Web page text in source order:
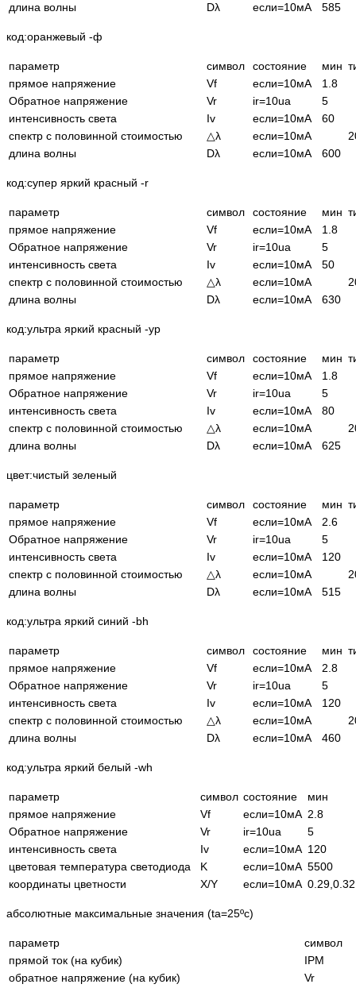
длина волны
Dλ если=10мА 585
код:оранжевый -ф
параметр символ состояние мин
прямое напряжение
Vf если=10мА
1.8
Обратное напряжение
Vr ir=10ua
5
интенсивность света
Iv если=10мА
60
спектр с половинной стоимостью
△λ если=10мА
длина волны
Dλ если=10мА 600
код:супер яркий красный -r
параметр символ состояние мин
прямое напряжение
Vf если=10мА
1.8
Обратное напряжение
Vr ir=10ua
5
интенсивность света
Iv если=10мА
50
спектр с половинной стоимостью
△λ если=10мА
длина волны
Dλ если=10мА 630
код:ультра яркий красный -ур
параметр символ состояние мин
прямое напряжение
Vf если=10мА
1.8
Обратное напряжение
Vr ir=10ua
5
интенсивность света
Iv если=10мА
80
спектр с половинной стоимостью
△λ если=10мА
длина волны
Dλ если=10мА 625
цвет:чистый зеленый
параметр символ состояние мин
прямое напряжение
Vf если=10мА
2.6
Обратное напряжение
Vr ir=10ua
5
интенсивность света
Iv если=10мА
120
спектр с половинной стоимостью
△λ если=10мА
длина волны
Dλ если=10мА 515
код:ультра яркий синий -bh
параметр символ состояние мин
прямое напряжение
Vf если=10мА
2.8
Обратное напряжение
Vr ir=10ua
5
интенсивность света
Iv если=10мА
120
спектр с половинной стоимостью
△λ если=10мА
длина волны
Dλ если=10мА 460
код:ультра яркий белый -wh
параметр символ состояние
мин
прямое напряжение
Vf если=10мА 2.8
Обратное напряжение
Vr ir=10ua
5
интенсивность света
Iv если=10мА 120
цветовая температура светодиода
K если=10мА 5500
координаты цветности
X/Y если=10мА 0.29,0.32
абсолютные максимальные значения (ta=25ºc)
параметр
символ
прямой ток (на кубик)
IPM
обратное напряжение (на кубик)
Vr